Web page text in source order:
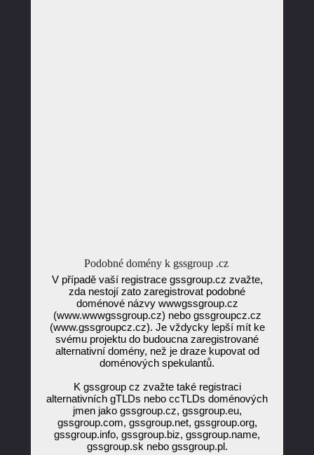
Podobné domény k gssgroup .cz
V případě vaší registrace gssgroup.cz zvažte,
zda nestojí zato zaregistrovat podobné
doménové názvy wwwgssgroup.cz
(www.wwwgssgroup.cz) nebo gssgroupcz.cz
(www.gssgroupcz.cz). Je vždycky lepší mít ke
svému projektu do budoucna zaregistrované
alternativní domény, než je draze kupovat od
doménových spekulantů.
K gssgroup cz zvažte také registraci
alternativních gTLDs nebo ccTLDs doménových
jmen jako gssgroup.cz, gssgroup.eu,
gssgroup.com, gssgroup.net, gssgroup.org,
gssgroup.info, gssgroup.biz, gssgroup.name,
gssgroup.sk nebo gssgroup.pl.